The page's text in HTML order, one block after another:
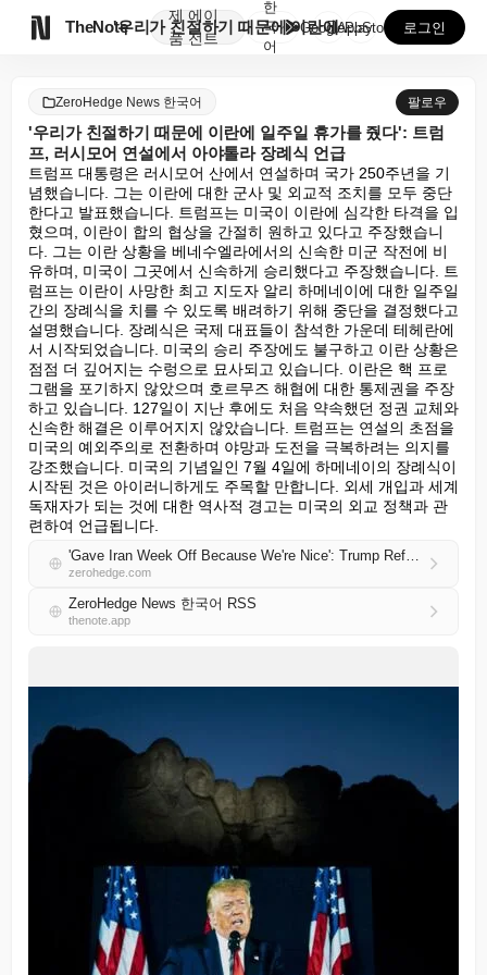
TheNote
제
품
에이
전트
'우리가 친절하기 때문에 이란에 일주일 휴가를 줬다':...
한
국
어
GooglePlay
AppStore 로그인
ZeroHedge News 한국어 팔로우
'우리가 친절하기 때문에 이란에 일주일 휴가를 줬다': 트럼
프, 러시모어 연설에서 아야톨라 장례식 언급
트럼프 대통령은 러시모어 산에서 연설하며 국가 250주년을 기
념했습니다. 그는 이란에 대한 군사 및 외교적 조치를 모두 중단
한다고 발표했습니다. 트럼프는 미국이 이란에 심각한 타격을 입
혔으며, 이란이 합의 협상을 간절히 원하고 있다고 주장했습니
다. 그는 이란 상황을 베네수엘라에서의 신속한 미군 작전에 비
유하며, 미국이 그곳에서 신속하게 승리했다고 주장했습니다. 트
럼프는 이란이 사망한 최고 지도자 알리 하메네이에 대한 일주일
간의 장례식을 치를 수 있도록 배려하기 위해 중단을 결정했다고
설명했습니다. 장례식은 국제 대표들이 참석한 가운데 테헤란에
서 시작되었습니다. 미국의 승리 주장에도 불구하고 이란 상황은
점점 더 깊어지는 수렁으로 묘사되고 있습니다. 이란은 핵 프로
그램을 포기하지 않았으며 호르무즈 해협에 대한 통제권을 주장
하고 있습니다. 127일이 지난 후에도 처음 약속했던 정권 교체와
신속한 해결은 이루어지지 않았습니다. 트럼프는 연설의 초점을
미국의 예외주의로 전환하며 야망과 도전을 극복하려는 의지를
강조했습니다. 미국의 기념일인 7월 4일에 하메네이의 장례식이
시작된 것은 아이러니하게도 주목할 만합니다. 외세 개입과 세계
독재자가 되는 것에 대한 역사적 경고는 미국의 외교 정책과 관
련하여 언급됩니다.
'Gave Iran Week Off Because We're Nice': Trump References Ayatollah Funeral In Rushmore Speech
zerohedge.com
ZeroHedge News 한국어 RSS
thenote.app